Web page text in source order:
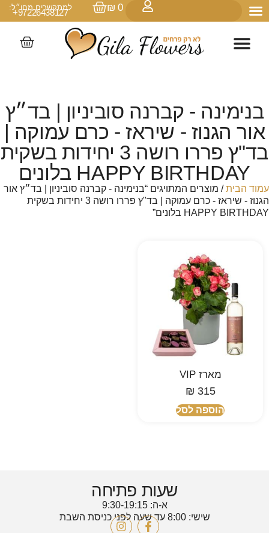
₪ 0 למתקשרים מחו״ל:
97226438127+
בנימינה - קברנה סוביניון | בד״ץ
אור הגנוז - שיראז - כרם עמוקה |
בד"ץ פררו רושה 3 יחידות בשקית
HAPPY BIRTHDAY בלונים
עמוד הבית/ מוצרים המתויגים “בנימינה - קברנה סוביניון | בד״ץ אור
הגנוז - שיראז - כרם עמוקה | בד"ץ פררו רושה 3 יחידות בשקית
HAPPY BIRTHDAY בלונים”
מארז VIP
₪ 315
הוספה לסל
שעות פתיחה
א-ה: 9:30-19:15
שישי: 8:00 עד שעה לפני כניסת השבת